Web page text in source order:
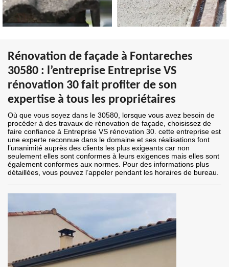
Rénovation de façade à Fontareches
30580 : l’entreprise Entreprise VS
rénovation 30 fait profiter de son
expertise à tous les propriétaires
Où que vous soyez dans le 30580, lorsque vous avez besoin de
procéder à des travaux de rénovation de façade, choisissez de
faire confiance à Entreprise VS rénovation 30. cette entreprise est
une experte reconnue dans le domaine et ses réalisations font
l’unanimité auprès des clients les plus exigeants car non
seulement elles sont conformes à leurs exigences mais elles sont
également conformes aux normes. Pour des informations plus
détaillées, vous pouvez l’appeler pendant les horaires de bureau.